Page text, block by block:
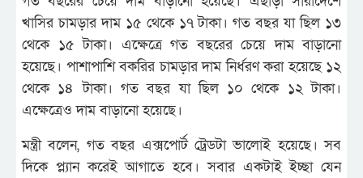
খাসির চামড়ার দাম ১৫ থেকে ১৭ টাকা। গত বছর যা ছিল ১৩
থেকে ১৫ টাকা। এক্ষেত্রে গত বছরের চেয়ে দাম বাড়ানো
হয়েছে। পাশাপাশি বকরির চামড়ার দাম নির্ধরণ করা হয়েছে ১২
থেকে ১৪ টাকা। গত বছর যা ছিল ১০ থেকে ১২ টাকা।
এক্ষেত্রেও দাম বাড়ানো হয়েছে।
মন্ত্রী বলেন, গত বছর এক্সপোর্ট ট্রেডটা ভালোই হয়েছে। সব
দিকে প্ল্যান করেই আগাতে হবে। সবার একটাই ইচ্ছা যেন